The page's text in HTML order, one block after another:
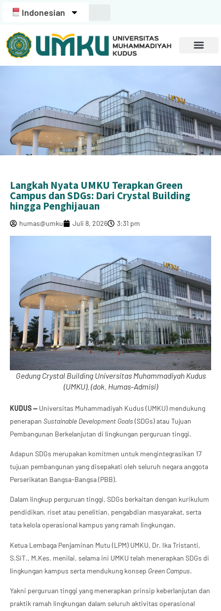
Indonesian
Langkah Nyata UMKU Terapkan Green
Campus dan SDGs: Dari Crystal Building
hingga Penghijauan
humas@umku Juli 8, 2026 3:31 pm
Gedung Crystal Building Universitas Muhammadiyah Kudus
(UMKU). (dok. Humas-Admisi)
KUDUS — Universitas Muhammadiyah Kudus (UMKU) mendukung
penerapan Sustainable Development Goals(SDGs) atau Tujuan
Pembangunan Berkelanjutan di lingkungan perguruan tinggi.
Adapun SDGs merupakan komitmen untuk mengintegrasikan 17
tujuan pembangunan yang disepakati oleh seluruh negara anggota
Perserikatan Bangsa-Bangsa (PBB).
Dalam lingkup perguruan tinggi, SDGs berkaitan dengan kurikulum
pendidikan, riset atau penelitian, pengabdian masyarakat, serta
tata kelola operasional kampus yang ramah lingkungan.
Ketua Lembaga Penjaminan Mutu (LPM) UMKU, Dr. Ika Tristanti,
S.SiT., M.Kes. menilai, selama ini UMKU telah menerapkan SDGs di
lingkungan kampus serta mendukung konsep Green Campus.
Yakni perguruan tinggi yang menerapkan prinsip keberlanjutan dan
praktik ramah lingkungan dalam seluruh aktivitas operasional